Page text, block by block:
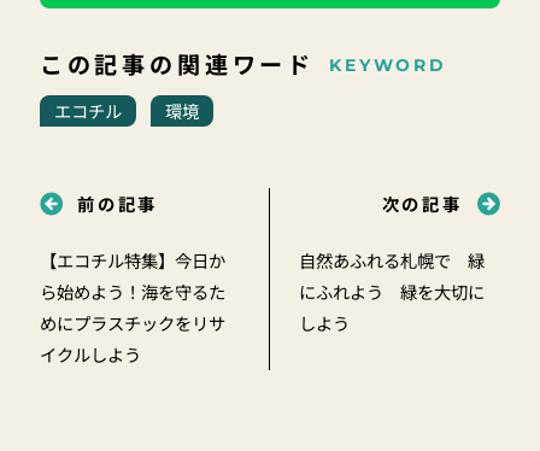
この記事の関連ワード KEYWORD
エコチル 環境
前の記事
【エコチル特集】今日か
ら始めよう！海を守るた
めにプラスチックをリサ
イクルしよう
次の記事
自然あふれる札幌で 緑
にふれよう 緑を大切に
しよう